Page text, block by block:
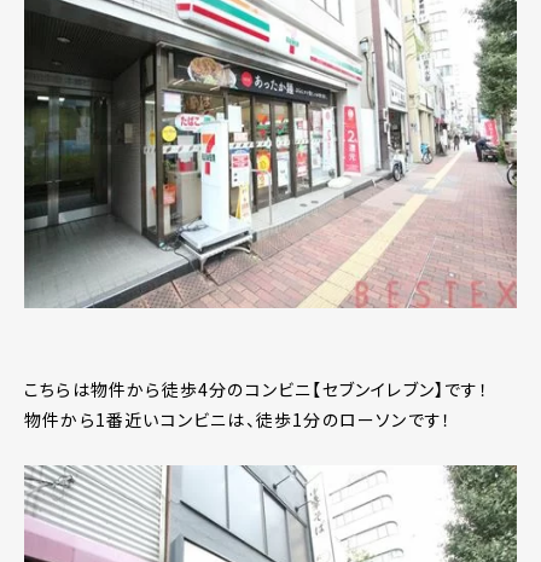
こちらは物件から徒歩4分のコンビニ【セブンイレブン】です！
物件から1番近いコンビニは、徒歩1分のローソンです！